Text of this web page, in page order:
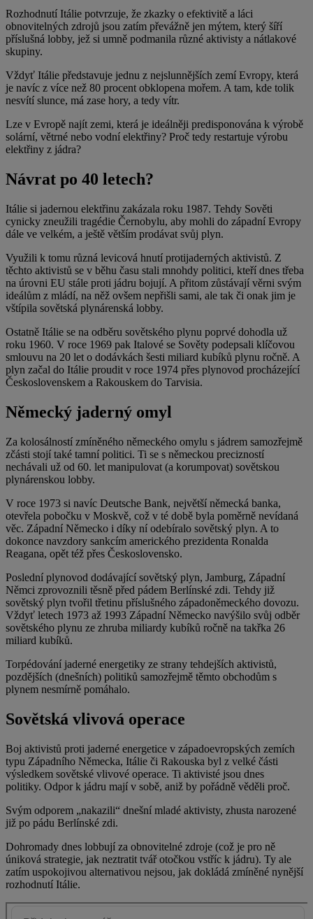
Rozhodnutí Itálie potvrzuje, že zkazky o efektivitě a láci
obnovitelných zdrojů jsou zatím převážně jen mýtem, který šíří
příslušná lobby, jež si umně podmanila různé aktivisty a nátlakové
skupiny.
Vždyť Itálie představuje jednu z nejslunnějších zemí Evropy, která
je navíc z více než 80 procent obklopena mořem. A tam, kde tolik
nesvítí slunce, má zase hory, a tedy vítr.
Lze v Evropě najít zemi, která je ideálněji predisponována k výrobě
solární, větrné nebo vodní elektřiny? Proč tedy restartuje výrobu
elektřiny z jádra?
Návrat po 40 letech?
Itálie si jadernou elektřinu zakázala roku 1987. Tehdy Sověti
cynicky zneužili tragédie Černobylu, aby mohli do západní Evropy
dále ve velkém, a ještě větším prodávat svůj plyn.
Využili k tomu různá levicová hnutí protijaderných aktivistů. Z
těchto aktivistů se v běhu času stali mnohdy politici, kteří dnes třeba
na úrovni EU stále proti jádru bojují. A přitom zůstávají věrni svým
ideálům z mládí, na něž ovšem nepřišli sami, ale tak či onak jim je
vštípila sovětská plynárenská lobby.
Ostatně Itálie se na odběru sovětského plynu poprvé dohodla už
roku 1960. V roce 1969 pak Italové se Sověty podepsali klíčovou
smlouvu na 20 let o dodávkách šesti miliard kubíků plynu ročně. A
plyn začal do Itálie proudit v roce 1974 přes plynovod procházející
Československem a Rakouskem do Tarvisia.
Německý jaderný omyl
Za kolosálností zmíněného německého omylu s jádrem samozřejmě
zčásti stojí také tamní politici. Ti se s německou precizností
nechávali už od 60. let manipulovat (a korumpovat) sovětskou
plynárenskou lobby.
V roce 1973 si navíc Deutsche Bank, největší německá banka,
otevřela pobočku v Moskvě, což v té době byla poměrně nevídaná
věc. Západní Německo i díky ní odebíralo sovětský plyn. A to
dokonce navzdory sankcím amerického prezidenta Ronalda
Reagana, opět též přes Československo.
Poslední plynovod dodávající sovětský plyn, Jamburg, Západní
Němci zprovoznili těsně před pádem Berlínské zdi. Tehdy již
sovětský plyn tvořil třetinu příslušného západoněmeckého dovozu.
Vždyť letech 1973 až 1993 Západní Německo navýšilo svůj odběr
sovětského plynu ze zhruba miliardy kubíků ročně na takřka 26
miliard kubíků.
Torpédování jaderné energetiky ze strany tehdejších aktivistů,
pozdějších (dnešních) politiků samozřejmě těmto obchodům s
plynem nesmírně pomáhalo.
Sovětská vlivová operace
Boj aktivistů proti jaderné energetice v západoevropských zemích
typu Západního Německa, Itálie či Rakouska byl z velké části
výsledkem sovětské vlivové operace. Ti aktivisté jsou dnes
politiky. Odpor k jádru mají v sobě, aniž by pořádně věděli proč.
Svým odporem „nakazili“ dnešní mladé aktivisty, zhusta narozené
již po pádu Berlínské zdi.
Dohromady dnes lobbují za obnovitelné zdroje (což je pro ně
úniková strategie, jak neztratit tvář otočkou vstříc k jádru). Ty ale
zatím uspokojivou alternativou nejsou, jak dokládá zmíněné nynější
rozhodnutí Itálie.